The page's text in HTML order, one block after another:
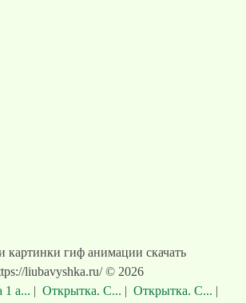
картинки гиф анимации скачать
liubavyshka.ru/ © 2026
1 а... | Открытка. С... | Открытка. С... |